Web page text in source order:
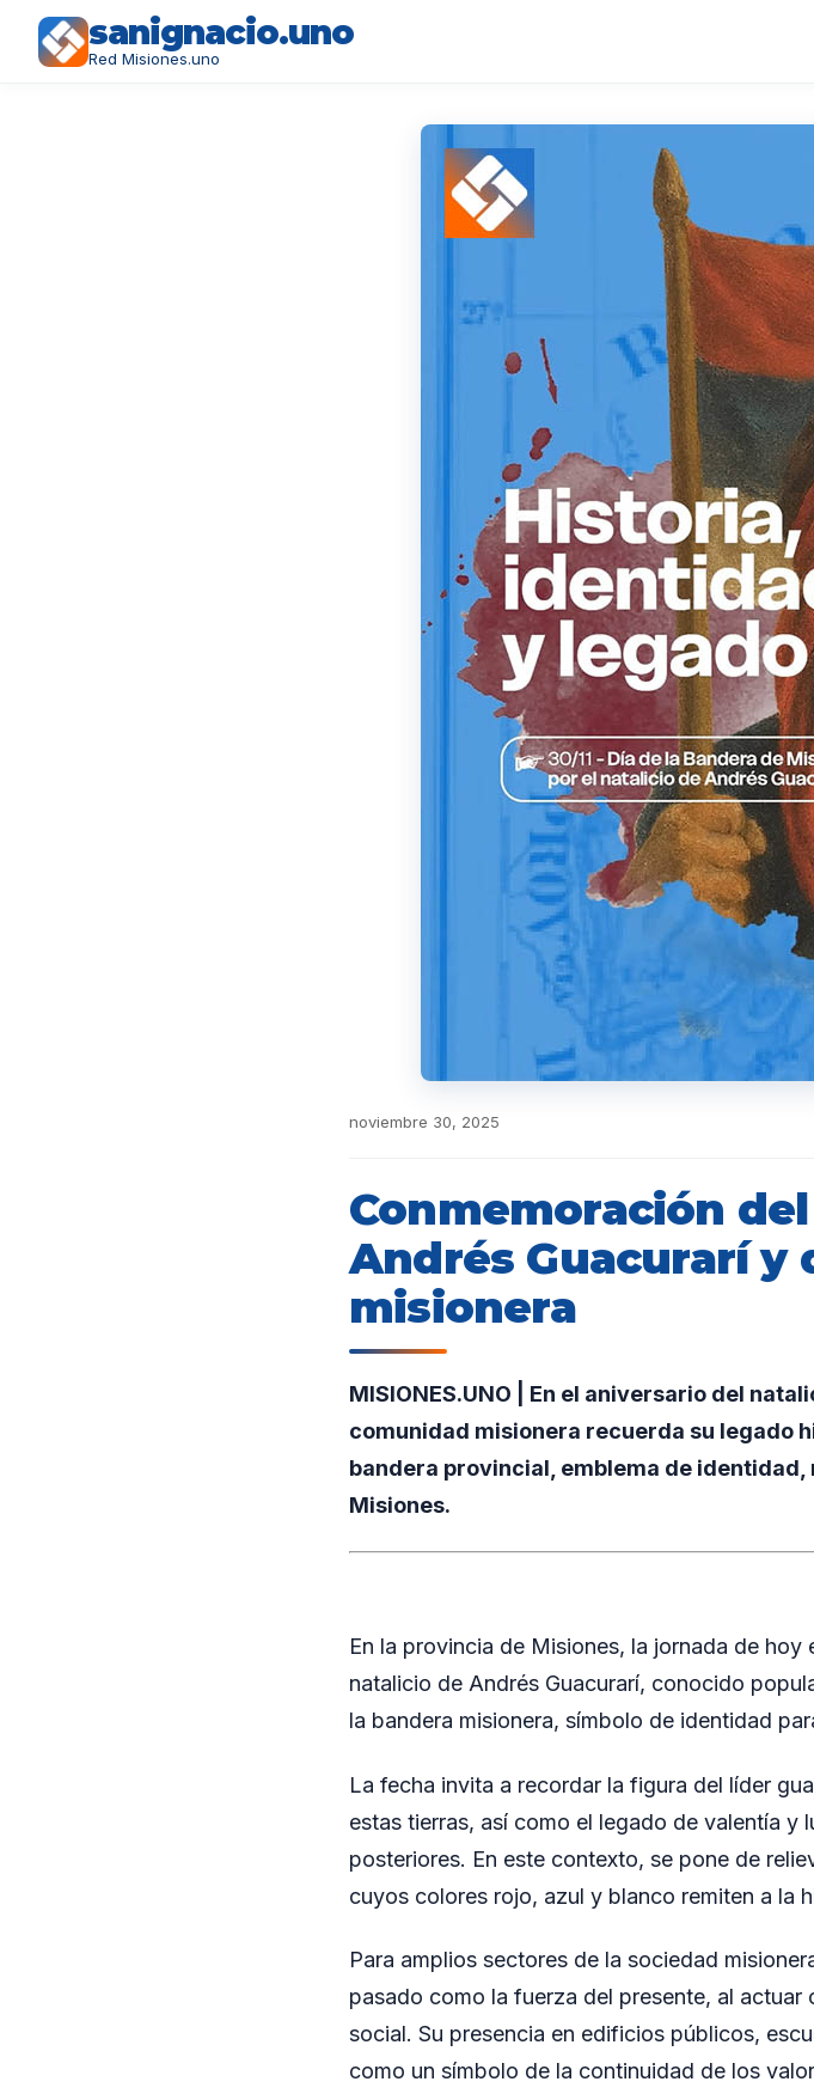
sanignacio.uno
Red Misiones.uno
noviembre 30, 2025
Conmemoración
Andrés Guacurarí y
misionera
MISIONES.UNO | En el aniversario del
comunidad misionera recuerda su legado
bandera provincial, emblema de
Misiones.
En la provincia de Misiones, la jornada de
natalicio de Andrés Guacurarí, conocido
la bandera misionera, símbolo de identidad
La fecha invita a recordar la figura del líder
estas tierras, así como el legado de valentía y
posteriores. En este contexto, se pone de
cuyos colores rojo, azul y blanco remiten a la
Para amplios sectores de la sociedad
pasado como la fuerza del presente, al
social. Su presencia en edificios públicos,
como un símbolo de la continuidad de los